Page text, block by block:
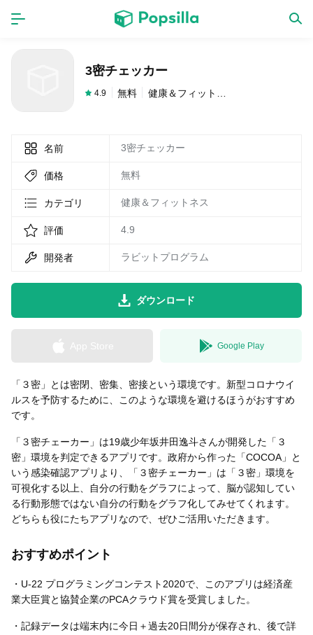
新作
LINE無料スタンプ
無料猫ミーム
3密チェッカー
4.9 無料
名前 3密チェッカー
価格 無料
カテゴリ 健康＆フィットネス
評価 4.9
開発者 ラビットプログラム
ダウンロード
Google Play
「３密」とは密閉、密集、密接という環境です。新型コロナウイ
ルスを予防するために、このような環境を避けるほうがおすすめ
です。
「３密チェーカー」は19歳少年坂井田逸斗さんが開発した「３
密」環境を判定できるアプリです。政府から作った「COCOA」と
いう感染確認アプリより、「３密チェーカー」は「３密」環境を
可視化する以上、自分の行動をグラフによって、脳が認知してい
る行動形態ではない自分の行動をグラフ化してみせてくれます。
どちらも役にたちアプリなので、ぜひご活用いただきます。
おすすめポイント
・U-22 プログラミングコンテスト2020で、このアプリは経済産
業大臣賞と協賛企業のPCAクラウド賞を受賞しました。
・記録データは端末内に今日＋過去20日間分が保存され、後で詳